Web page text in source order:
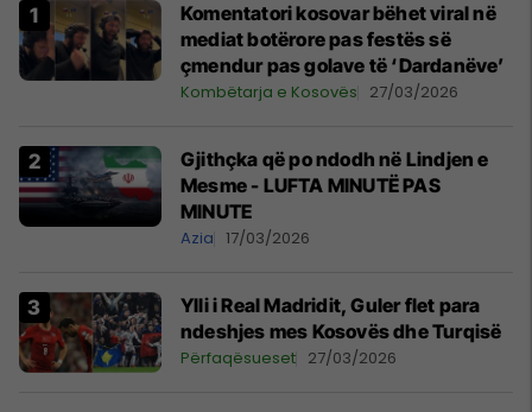
Komentatori kosovar bëhet viral në
mediat botërore pas festës së
çmendur pas golave të ‘Dardanëve’
Kombëtarja e Kosovës 27/03/2026
Gjithçka që po ndodh në Lindjen e
Mesme - LUFTA MINUTË PAS
MINUTE
Azia 17/03/2026
Ylli i Real Madridit, Guler flet para
ndeshjes mes Kosovës dhe Turqisë
Përfaqësueset 27/03/2026